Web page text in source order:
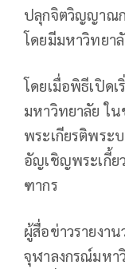
ปลุกจิตวิญญาณก
โดยมีมหาวิทยา
โดยเมื่อพิธีเปิด
มหาวิทยาลัย ใ
พระเกียรติพระ
อัญเชิญพระเกี้ย
ฑากร
ผู้สื่อข่าวรายงา
จุฬาลงกรณ์มหา